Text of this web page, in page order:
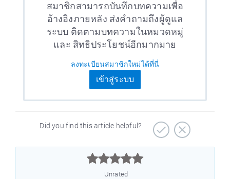
สมาชิกสามารถบันทึกบทความเพื่อ
อ้างอิงภายหลัง ส่งคำถามถึงผู้ดูแล
ระบบ ติดตามบทความในหมวดหมู่
และ สิทธิประโยชน์อีกมากมาย
ลงทะเบียนสมาชิกใหม่ได้ที่นี่
เข้าสู่ระบบ
Did you find this article helpful?



Unrated